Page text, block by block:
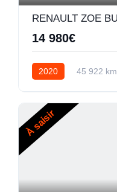
14 980€
2020
45 922 km
À saisir